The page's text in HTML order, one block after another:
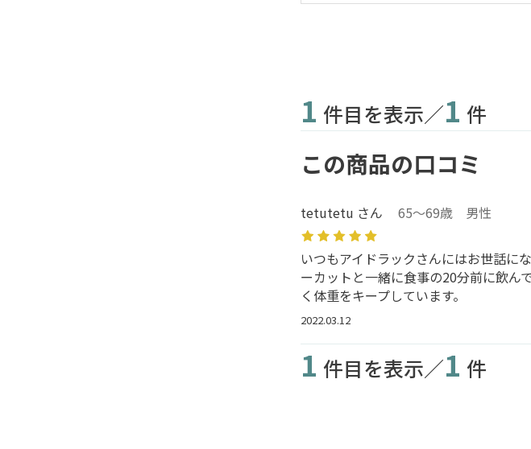
1 件目を表示／1 件
この商品の口コミ
tetutetu さん 65～69歳 男性
いつもアイドラックさんにはお世話に
ーカットと一緒に食事の20分前に飲ん
く体重をキープしています。
2022.03.12
1 件目を表示／1 件